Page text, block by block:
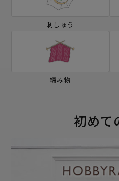
刺しゅう
編み物
初めて